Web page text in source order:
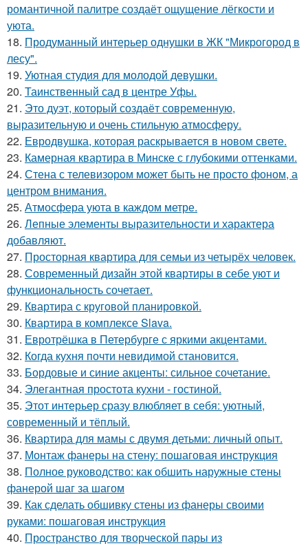
романтичной палитре создаёт ощущение лёгкости и
уюта.
18. Продуманный интерьер однушки в ЖК "Микрогород в
лесу".
19. Уютная студия для молодой девушки.
20. Таинственный сад в центре Уфы.
21. Это дуэт, который создаёт современную,
выразительную и очень стильную атмосферу.
22. Евродвушка, которая раскрывается в новом свете.
23. Камерная квартира в Минске с глубокими оттенками.
24. Стена с телевизором может быть не просто фоном, а
центром внимания.
25. Атмосфера уюта в каждом метре.
26. Лепные элементы выразительности и характера
добавляют.
27. Просторная квартира для семьи из четырёх человек.
28. Современный дизайн этой квартиры в себе уют и
функциональность сочетает.
29. Квартира с круговой планировкой.
30. Квартира в комплексе Slava.
31. Евротрёшка в Петербурге с яркими акцентами.
32. Когда кухня почти невидимой становится.
33. Бордовые и синие акценты: сильное сочетание.
34. Элегантная простота кухни - гостиной.
35. Этот интерьер сразу влюбляет в себя: уютный,
современный и тёплый.
36. Квартира для мамы с двумя детьми: личный опыт.
37. Монтаж фанеры на стену: пошаговая инструкция
38. Полное руководство: как обшить наружные стены
фанерой шаг за шагом
39. Как сделать обшивку стены из фанеры своими
руками: пошаговая инструкция
40. Пространство для творческой пары из